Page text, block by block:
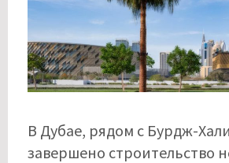
В Дубае, рядом с Бурдж-
завершено строительство